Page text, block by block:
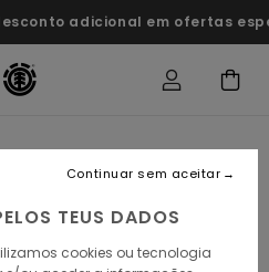
adicional em ofertas
TEUS DADOS
cookies ou tecnologia
Continuar sem aceitar